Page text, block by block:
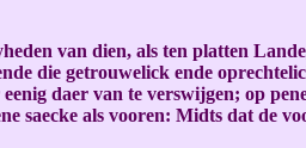
van dien, als ten platten
die getrouwelick ende
daer van te verswijgen; op
saecke als vooren: Midts dat de